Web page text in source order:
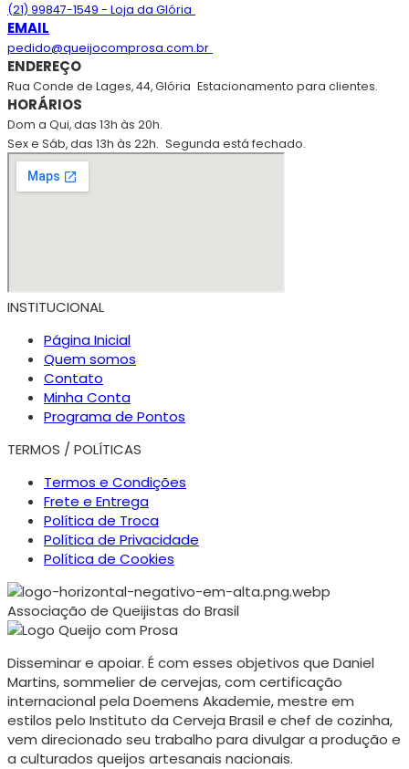
(21) 99847-1549 - Loja da Glória
EMAIL
pedido@queijocomprosa.com.br
ENDEREÇO
Rua Conde de Lages, 44, Glória Estacionamento para clientes.
HORÁRIOS
Dom a Qui, das 13h às 20h.
Sex e Sáb, das 13h às 22h. Segunda está fechado.
INSTITUCIONAL
Página Inicial
Quem somos
Contato
Minha Conta
Programa de Pontos
TERMOS / POLÍTICAS
Termos e Condições
Frete e Entrega
Política de Troca
Política de Privacidade
Política de Cookies
Associação de Queijistas do Brasil
Disseminar e apoiar. É com esses objetivos que Daniel
Martins, sommelier de cervejas, com certificação
internacional pela Doemens Akademie, mestre em
estilos pelo Instituto da Cerveja Brasil e chef de cozinha,
vem direcionado seu trabalho para divulgar a produção e
a culturados queijos artesanais nacionais.